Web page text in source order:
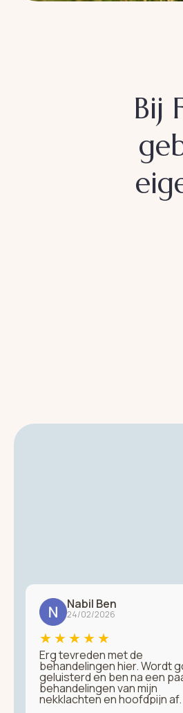
Bij
Nabil Ben
24/02/2026
★★★★★
Erg tevreden met de
behandelingen hier. Wordt
geluisterd en ben na een
behandelingen van mijn
nekklachten en hoofdpijn af.